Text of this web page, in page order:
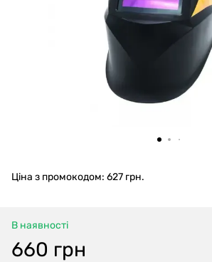
Ціна з промокодом: 627 грн.
В наявності
660 грн